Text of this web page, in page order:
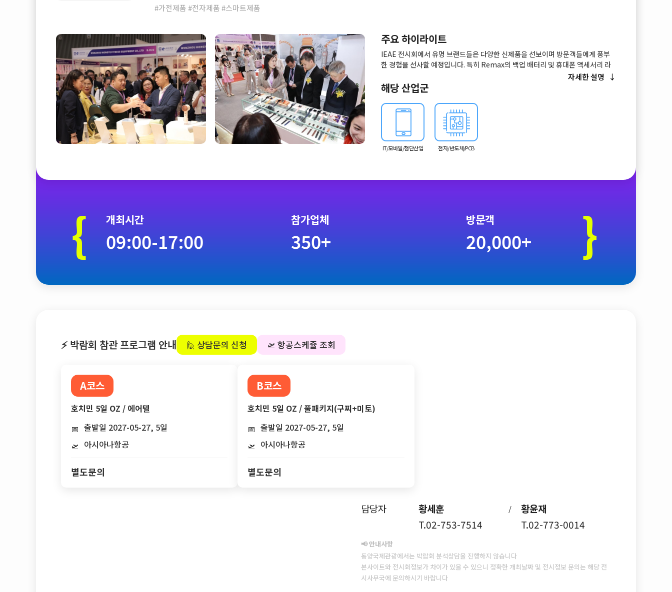
#가전제품 #전자제품 #스마트제품
주요 하이라이트
IEAE 전시회에서 유명 브랜드들은 다양한 신제품을 선보이며 방문객들에게 풍부
한 경험을 선사할 예정입니다. 특히 Remax의 백업 배터리 및 휴대폰 액세서리 라
인은 소비자들에게 풍부한 선택권과 탁월한 품질을 제공할 것입니다.자세한 설명
해당 산업군
IT/모바일/첨단산업 전자/반도체/PCB
{ 개최시간 참가업체 방문객
09:00-17:00 350+ 20,000+ }
⚡ 박람회 참관 프로그램 안내 🙋 상담문의 신청 🛫 항공스케쥴 조회
A코스
호치민 5일 OZ / 에어텔
📅 출발일 2027-05-27, 5일
🛫 아시아나항공
별도문의
B코스
호치민 5일 OZ / 풀패키지(구찌+미토)
📅 출발일 2027-05-27, 5일
🛫 아시아나항공
별도문의
담당자 황세훈 /
황윤재
T.02-753-7514
T.02-773-0014
📢 안내사항
동양국제관광에서는 박람회 분석상담을 진행하지 않습니다
본사이트와 전시회정보가 차이가 있을 수 있으니 정확한 개최날짜 및 전시정보 문의는 해당 전
시사무국에 문의하시기 바랍니다